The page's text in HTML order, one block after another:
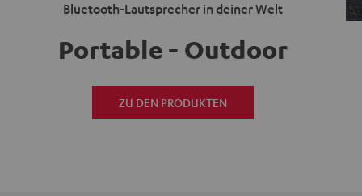
Bluetooth-Lautsprecher in deiner Welt
Portable - Outdoor
ZU DEN PRODUKTEN